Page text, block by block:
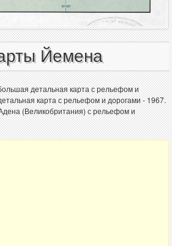
Йемена
детальная карта с рельефом и
карта с рельефом и дорогами - 1967.
(Великобритания) с рельефом и